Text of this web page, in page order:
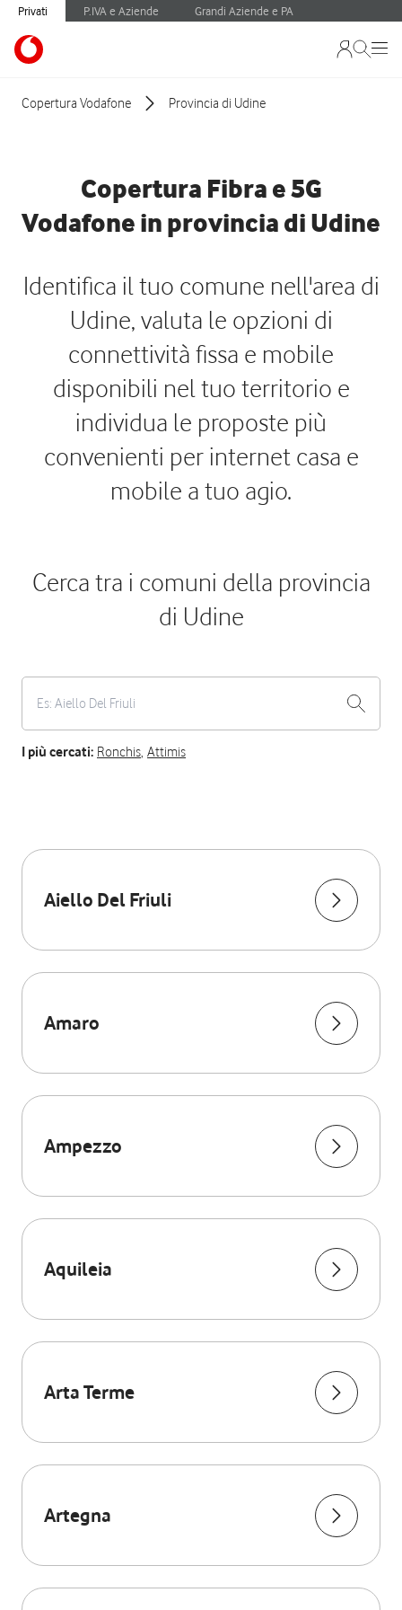
Privati P.IVA e Aziende Grandi Aziende e PA
Copertura Vodafone Provincia di Udine
Copertura Fibra e 5G
Vodafone in provincia di Udine
Identifica il tuo comune nell'area di
Udine, valuta le opzioni di
connettività fissa e mobile
disponibili nel tuo territorio e
individua le proposte più
convenienti per internet casa e
mobile a tuo agio.
Cerca tra i comuni della provincia
di Udine
I più cercati: Ronchis, Attimis
Aiello Del Friuli
Amaro
Ampezzo
Aquileia
Arta Terme
Artegna